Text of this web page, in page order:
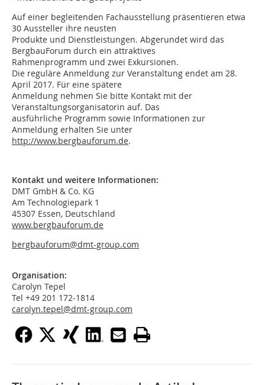
Auf einer begleitenden Fachausstellung präsentieren etwa
30 Aussteller ihre neusten
Produkte und Dienstleistungen. Abgerundet wird das
BergbauForum durch ein attraktives
Rahmenprogramm und zwei Exkursionen.
Die reguläre Anmeldung zur Veranstaltung endet am 28.
April 2017. Für eine spätere
Anmeldung nehmen Sie bitte Kontakt mit der
Veranstaltungsorganisatorin auf. Das
ausführliche Programm sowie Informationen zur
Anmeldung erhalten Sie unter
http://www.bergbauforum.de.
Kontakt und weitere Informationen:
DMT GmbH & Co. KG
Am Technologiepark 1
45307 Essen, Deutschland
www.bergbauforum.de
bergbauforum@dmt-group.com
Organisation:
Carolyn Tepel
Tel +49 201 172-1814
carolyn.tepel@dmt-group.com